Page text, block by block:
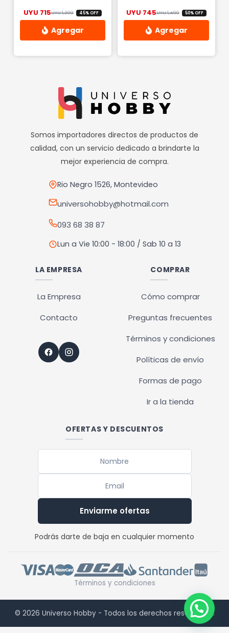
UYU1,300El precio original era: UYU 1,300.
UYU 715 El precio actual es: UYU 715.
45% OFF UYU1,490El precio
UYU 745 El precio
50% OFF
Somos importadores directos de productos de
calidad, con un servicio dedicado a brindarte la
mejor experiencia de compra.
Rio Negro 1526, Montevideo
universohobby@hotmail.com
093 68 38 87
Lun a Vie 10:00 - 18:00 / Sab 10 a 13
LA EMPRESA
La Empresa
Contacto
COMPRAR
Cómo comprar
Preguntas frecuentes
Términos y condiciones
Políticas de envío
Formas de pago
Ir a la tienda
OFERTAS Y DESCUENTOS
Enviarme ofertas
Podrás darte de baja en cualquier momento
Términos y condiciones
© 2026 Universo Hobby - Todos los derechos reservados.